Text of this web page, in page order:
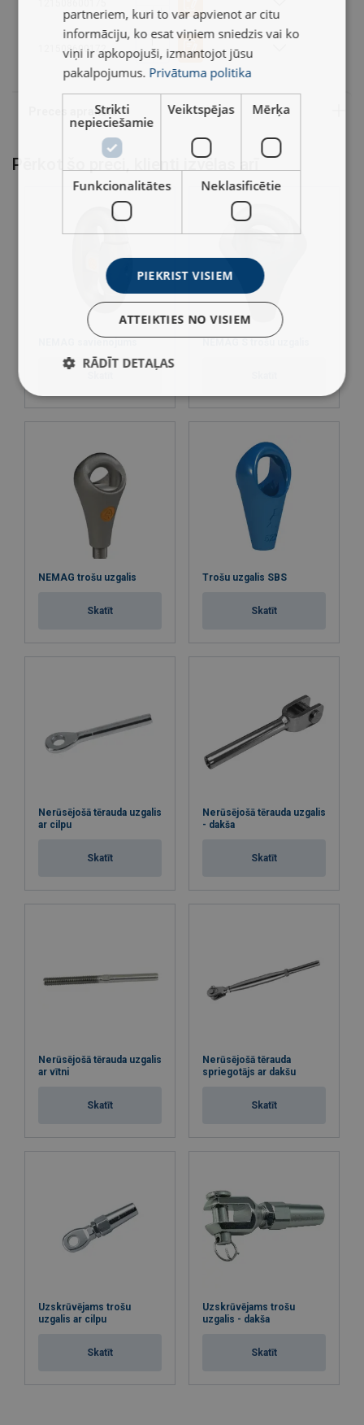
121508600172
Pārklājums:
Piezīme:
Pērkot šo preci, klienti izvēlas arī
NEMAG trošu uzgalis
Skatīt
Trošu uzgalis SBS
Skatīt
Nerūsējošā tērauda uzgalis
ar cilpu
Skatīt
Nerūsējošā tērauda uzgalis
- dakša
Skatīt
Nerūsējošā tērauda uzgalis
ar vītni
Skatīt
Nerūsējošā tērauda
spriegotājs ar dakšu
Skatīt
Uzskrūvējams trošu
uzgalis ar cilpu
Skatīt
Uzskrūvējams trošu
uzgalis - dakša
Skatīt
partneriem, kuri to var apvienot ar citu
informāciju, ko esat viņiem sniedzis vai ko
viņi ir apkopojuši, izmantojot jūsu
pakalpojumus. Privātuma politika
Strikti
nepieciešamie
Veiktspējas Mērķa
Funkcionalitātes Neklasificētie
PIEKRIST VISIEM
ATTEIKTIES NO VISIEM
RĀDĪT DETAĻAS